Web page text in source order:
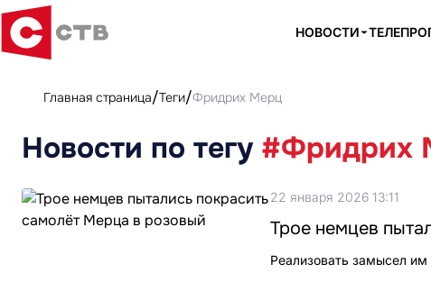
НОВОСТИ
Главная страница Теги Фридрих Мерц
Новости по тегу #Фридрих
22 января 2026 13:11
Трое немцев
Реализовать замысел им